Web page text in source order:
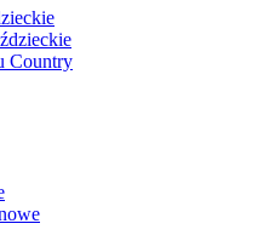
Country